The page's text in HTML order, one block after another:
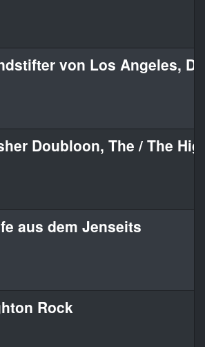
von Los Angeles,
Doubloon, The / The
aus dem Jenseits
Rock